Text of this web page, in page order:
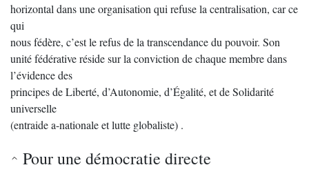
horizontal dans une organisation qui refuse la centralisation, car ce
qui
nous fédère, c’est le refus de la transcendance du pouvoir. Son
unité fédérative réside sur la conviction de chaque membre dans
l’évidence des
principes de Liberté, d’Autonomie, d’Égalité, et de Solidarité
universelle
(entraide a-nationale et lutte globaliste) .
Pour une démocratie directe